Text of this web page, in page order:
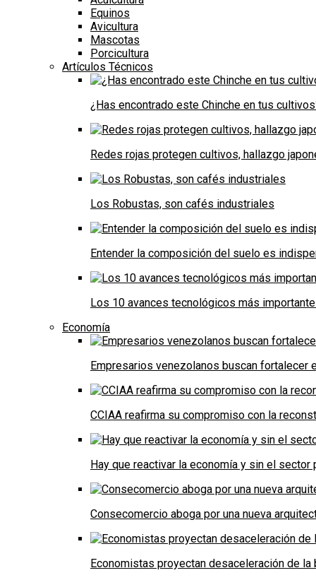
Equinos
Avicultura
Mascotas
Porcicultura
Artículos Técnicos
¿Has encontrado este Chinche en tus
Redes rojas protegen cultivos, hallazgo
Los Robustas, son cafés industriales
Entender la composición del suelo es
Los 10 avances tecnológicos más
Economía
Empresarios venezolanos buscan fortalecer
CCIAA reafirma su compromiso con la
Hay que reactivar la economía y sin el sector
Consecomercio aboga por una nueva
Economistas proyectan desaceleración de la